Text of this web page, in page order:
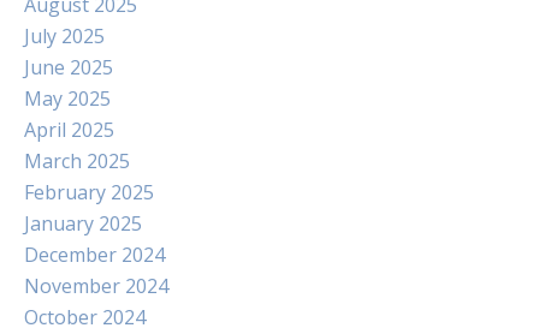
July 2025
June 2025
May 2025
April 2025
March 2025
February 2025
January 2025
December 2024
November 2024
October 2024